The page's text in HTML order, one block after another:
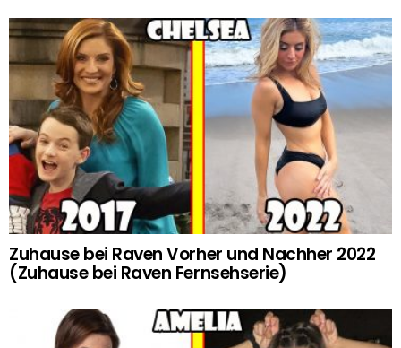
Zuhause bei Raven Vorher und Nachher 2022
(Zuhause bei Raven Fernsehserie)